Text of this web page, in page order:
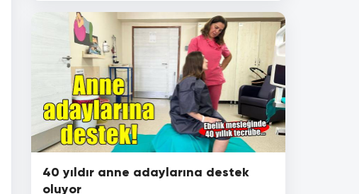
40 yıldır anne adaylarına destek
oluyor